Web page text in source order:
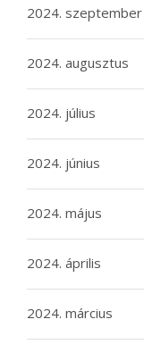
2024. szeptember
2024. augusztus
2024. július
2024. június
2024. május
2024. április
2024. március